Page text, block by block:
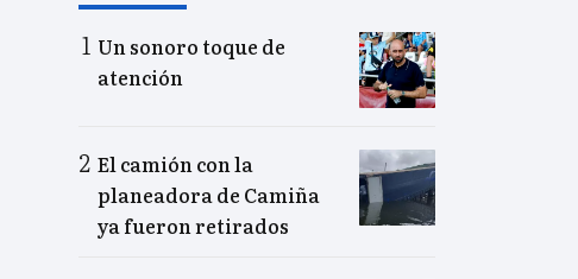
Un sonoro toque de
atención
El camión con la
planeadora de Camiña
ya fueron retirados